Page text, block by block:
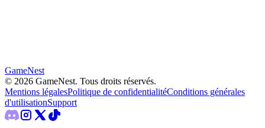
GameNest
© 2026 GameNest. Tous droits réservés.
Mentions légalesPolitique de confidentialitéConditions générales
d'utilisationSupport